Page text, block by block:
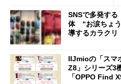
SNSで多発する
体 “お涙ちょう
導するカラクリ
IIJmioの「スマ
Z8」シリーズ
「OPPO Find